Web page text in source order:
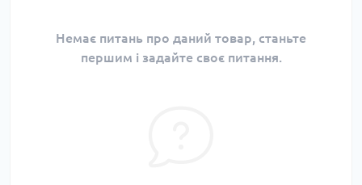
Немає питань про даний товар, станьте
першим і задайте своє питання.